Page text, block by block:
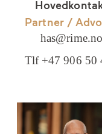
Partner /
has@rime.no
Tlf +47 906 50